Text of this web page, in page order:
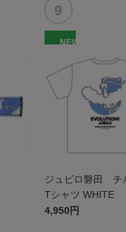
NEW
ジュビロ磐田 チ
Tシャツ WHITE
4,950円